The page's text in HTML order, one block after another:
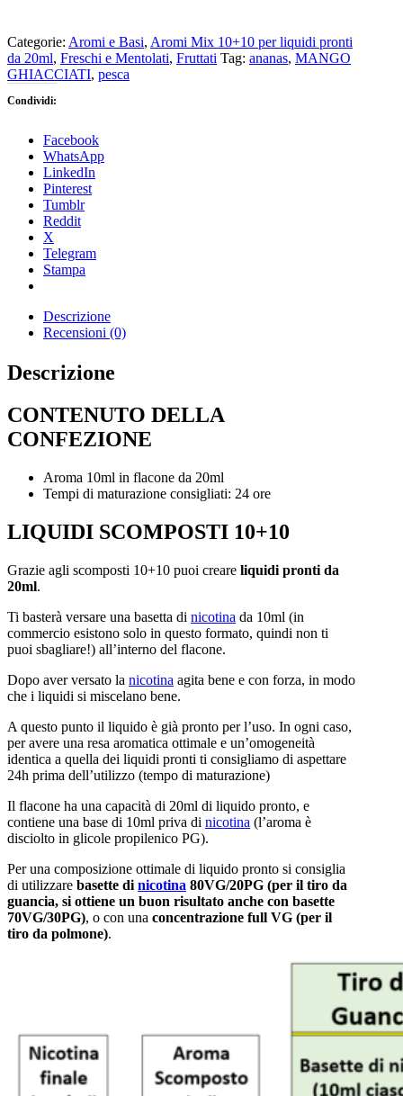
Categorie: Aromi e Basi, Aromi Mix 10+10 per liquidi pronti
da 20ml, Freschi e Mentolati, Fruttati Tag: ananas, MANGO
GHIACCIATI, pesca
Condividi:
Facebook
WhatsApp
LinkedIn
Pinterest
Tumblr
Reddit
X
Telegram
Stampa
Descrizione
Recensioni (0)
Descrizione
CONTENUTO DELLA
CONFEZIONE
Aroma 10ml in flacone da 20ml
Tempi di maturazione consigliati: 24 ore
LIQUIDI SCOMPOSTI 10+10
Grazie agli scomposti 10+10 puoi creare liquidi pronti da
20ml.
Ti basterà versare una basetta di nicotina da 10ml (in
commercio esistono solo in questo formato, quindi non ti
puoi sbagliare!) all’interno del flacone.
Dopo aver versato la nicotina agita bene e con forza, in modo
che i liquidi si miscelano bene.
A questo punto il liquido è già pronto per l’uso. In ogni caso,
per avere una resa aromatica ottimale e un’omogeneità
identica a quella dei liquidi pronti ti consigliamo di aspettare
24h prima dell’utilizzo (tempo di maturazione)
Il flacone ha una capacità di 20ml di liquido pronto, e
contiene una base di 10ml priva di nicotina (l’aroma è
disciolto in glicole propilenico PG).
Per una composizione ottimale di liquido pronto si consiglia
di utilizzare basette di nicotina 80VG/20PG (per il tiro da
guancia, si ottiene un buon risultato anche con basette
70VG/30PG), o con una concentrazione full VG (per il
tiro da polmone).